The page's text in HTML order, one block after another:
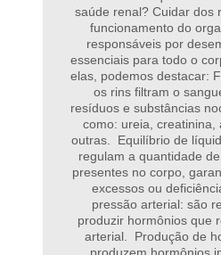
saúde renal? Cuidar dos
funcionamento do
responsáveis por
essenciais para todo o
elas, podemos destacar:
os rins filtram o
resíduos e substâncias
como: ureia, creatinina,
outras. Equilíbrio de
regulam a quantidade
presentes no corpo,
excessos ou
pressão arterial: são
produzir hormônios que
arterial. Produção de
produzem hormônios